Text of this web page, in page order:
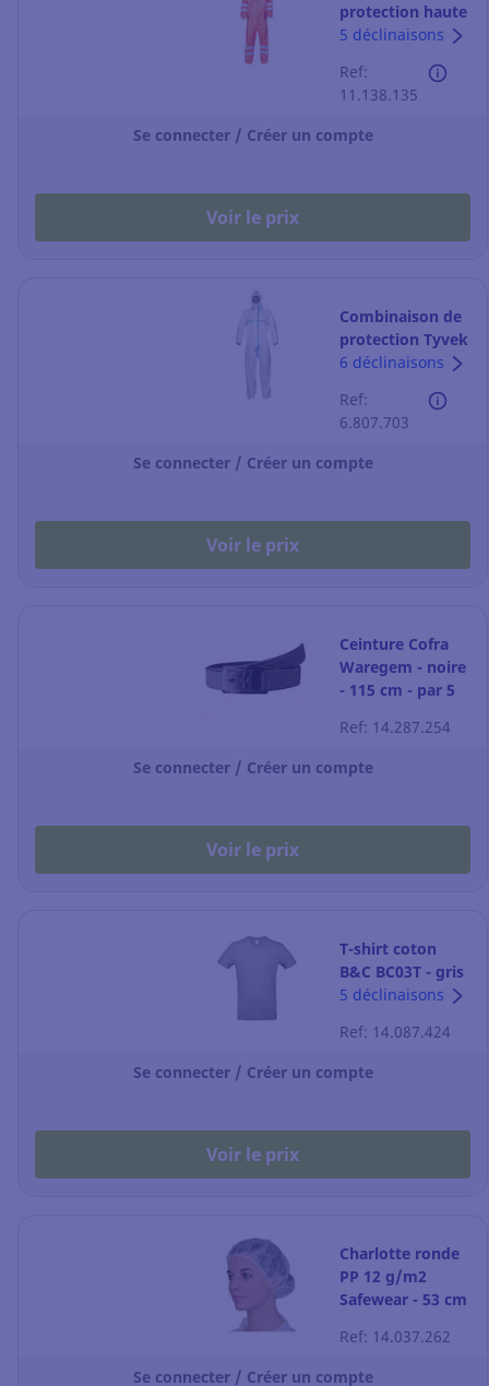
protection haute
visibilité Tyvek
- taille XL
5 déclinaisons
Ref:
11.138.135
Se connecter / Créer un compte
Voir le prix
Combinaison de
protection Tyvek
600 Plus -
XL
6 déclinaisons
Ref:
6.807.703
Se connecter / Créer un compte
Voir le prix
Ceinture Cofra
Waregem - noire
- 115 cm - par 5
Ref: 14.287.254
Se connecter / Créer un compte
Voir le prix
T-shirt coton
B&C BC03T - gris
- taille L
5 déclinaisons
Ref: 14.087.424
Se connecter / Créer un compte
Voir le prix
Charlotte ronde
PP 12 g/m2
Safewear - 53 cm
100
Ref: 14.037.262
Se connecter / Créer un compte